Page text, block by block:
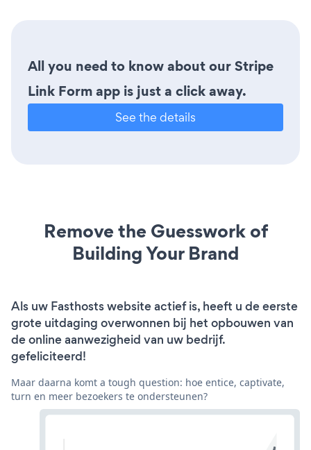
All you need to know about our Stripe
Link Form app is just a click away.
See the details
Remove the Guesswork of
Building Your Brand
Als uw Fasthosts website actief is, heeft u de eerste
grote uitdaging overwonnen bij het opbouwen van
de online aanwezigheid van uw bedrijf.
gefeliciteerd!
Maar daarna komt a tough question: hoe entice, captivate,
turn en meer bezoekers te ondersteunen?